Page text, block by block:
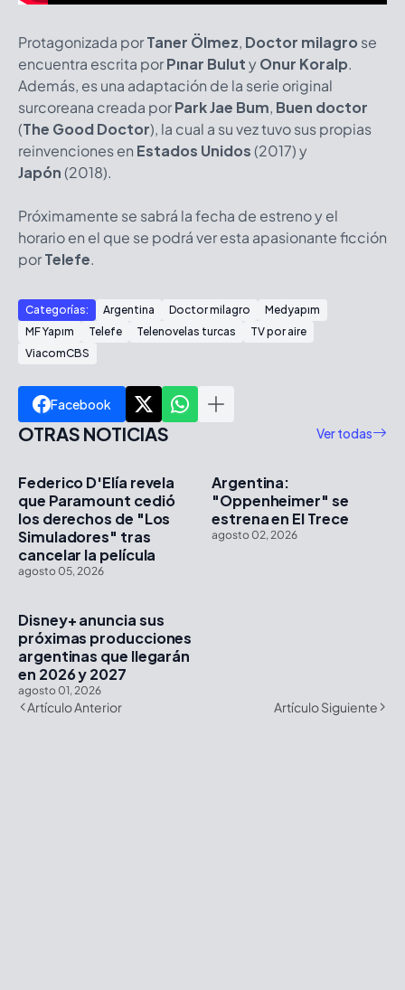
Protagonizada porTaner Ölmez, Doctor milagro se
encuentra escrita porPınar BulutyOnur Koralp.
Además, es una adaptación de la serie original
surcoreana creada porPark Jae Bum, Buen doctor
(The Good Doctor), la cual a su vez tuvo sus propias
reinvenciones en Estados Unidos(2017) y
Japón(2018).
Próximamente se sabrá la fecha de estreno y el
horario en el que se podrá ver esta apasionante ficción
porTelefe.
Categorías: Argentina Doctor milagro
Medyapım
MF Yapım
Telefe Telenovelas turcas
TV por aire
ViacomCBS
Facebook
OTRAS NOTICIAS Ver todas
Federico D'Elía revela
que Paramount cedió
los derechos de "Los
Simuladores" tras
cancelar la película
agosto 05, 2026
Argentina:
"Oppenheimer" se
estrena en El Trece
agosto 02, 2026
Disney+ anuncia sus
próximas producciones
argentinas que llegarán
en 2026 y 2027
agosto 01, 2026
Artículo Anterior Artículo Siguiente